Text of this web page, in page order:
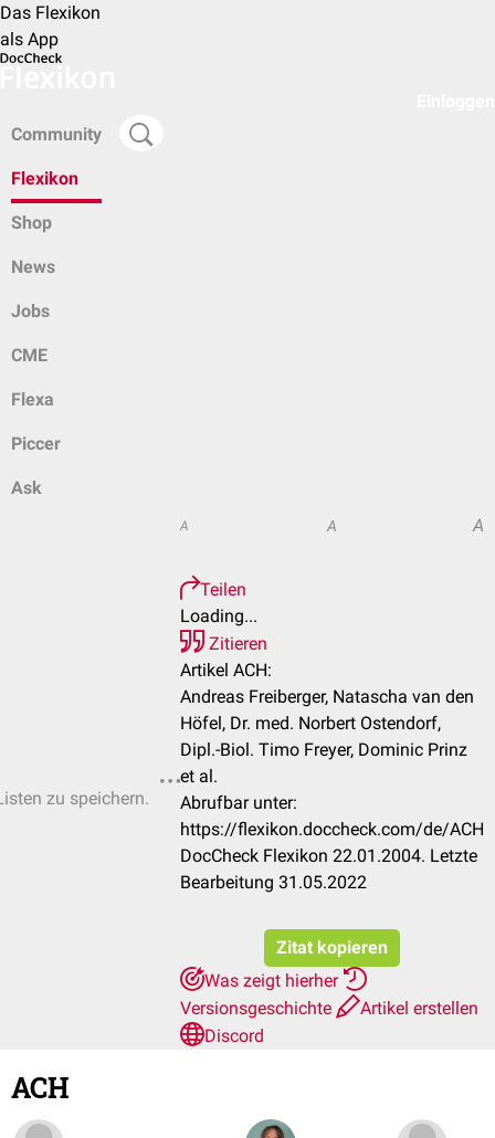
Das Flexikon
als App
Community
Flexikon
Shop
News
Jobs
CME
Flexa
Piccer
Ask
zu speichern.
A A A
Teilen
Loading...
Zitieren
Artikel ACH:
Andreas Freiberger, Natascha van den
Höfel, Dr. med. Norbert Ostendorf,
Dipl.-Biol. Timo Freyer, Dominic Prinz
et al.
Abrufbar unter:
https://flexikon.doccheck.com/de/ACH
DocCheck Flexikon 22.01.2004. Letzte
Bearbeitung 31.05.2022
Zitat kopieren
Was zeigt hierher
Versionsgeschichte
Artikel erstellen
Discord
ACH